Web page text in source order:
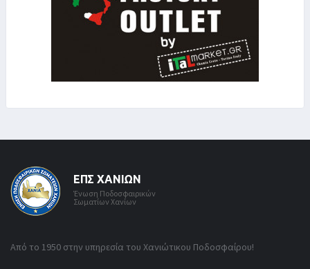
ΕΠΣ ΧΑΝΊΩΝ
Ένωση Ποδοσφαιρικών
Σωματίων Χανίων
Από το 1950 στην υπηρεσία του Χανιώτικου Ποδοσφαίρου!